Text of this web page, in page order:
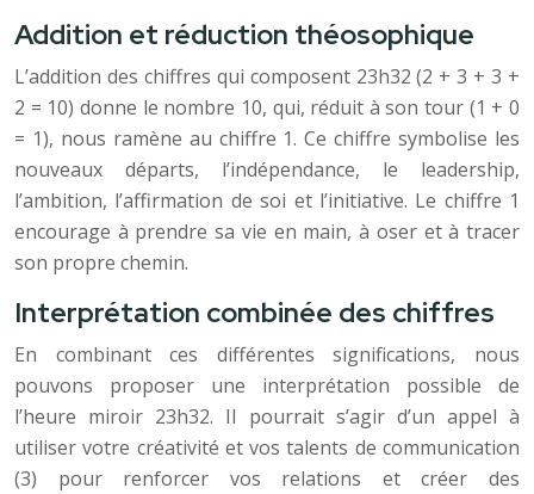
Addition et réduction théosophique
L’addition des chiffres qui composent 23h32 (2 + 3 + 3 +
2 = 10) donne le nombre 10, qui, réduit à son tour (1 + 0
= 1), nous ramène au chiffre 1. Ce chiffre symbolise les
nouveaux départs, l’indépendance, le leadership,
l’ambition, l’affirmation de soi et l’initiative. Le chiffre 1
encourage à prendre sa vie en main, à oser et à tracer
son propre chemin.
Interprétation combinée des chiffres
En combinant ces différentes significations, nous
pouvons proposer une interprétation possible de
l’heure miroir 23h32. Il pourrait s’agir d’un appel à
utiliser votre créativité et vos talents de communication
(3) pour renforcer vos relations et créer des